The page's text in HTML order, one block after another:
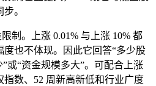
。
制。上涨 0.01% 与上涨 10% 都
度也不体现。因此它回答“多少股
或“资金规模多大”。可配合上涨
数、52 周新高新低和行业广度